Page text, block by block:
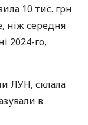
10 тис. грн
ніж середня
2024-го,
ЛУН, склала
в